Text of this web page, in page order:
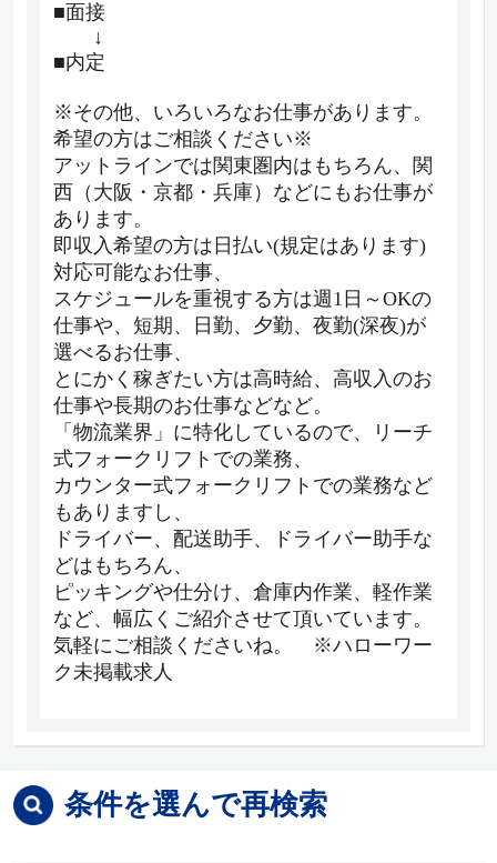
■面接
↓
■内定
※その他、いろいろなお仕事があります。
希望の方はご相談ください※
アットラインでは関東圏内はもちろん、関
西（大阪・京都・兵庫）などにもお仕事が
あります。
即収入希望の方は日払い(規定はあります)
対応可能なお仕事、
スケジュールを重視する方は週1日～OKの
仕事や、短期、日勤、夕勤、夜勤(深夜)が
選べるお仕事、
とにかく稼ぎたい方は高時給、高収入のお
仕事や長期のお仕事などなど。
「物流業界」に特化しているので、リーチ
式フォークリフトでの業務、
カウンター式フォークリフトでの業務など
もありますし、
ドライバー、配送助手、ドライバー助手な
どはもちろん、
ピッキングや仕分け、倉庫内作業、軽作業
など、幅広くご紹介させて頂いています。
気軽にご相談くださいね。 ※ハローワー
ク未掲載求人
条件を選んで再検索